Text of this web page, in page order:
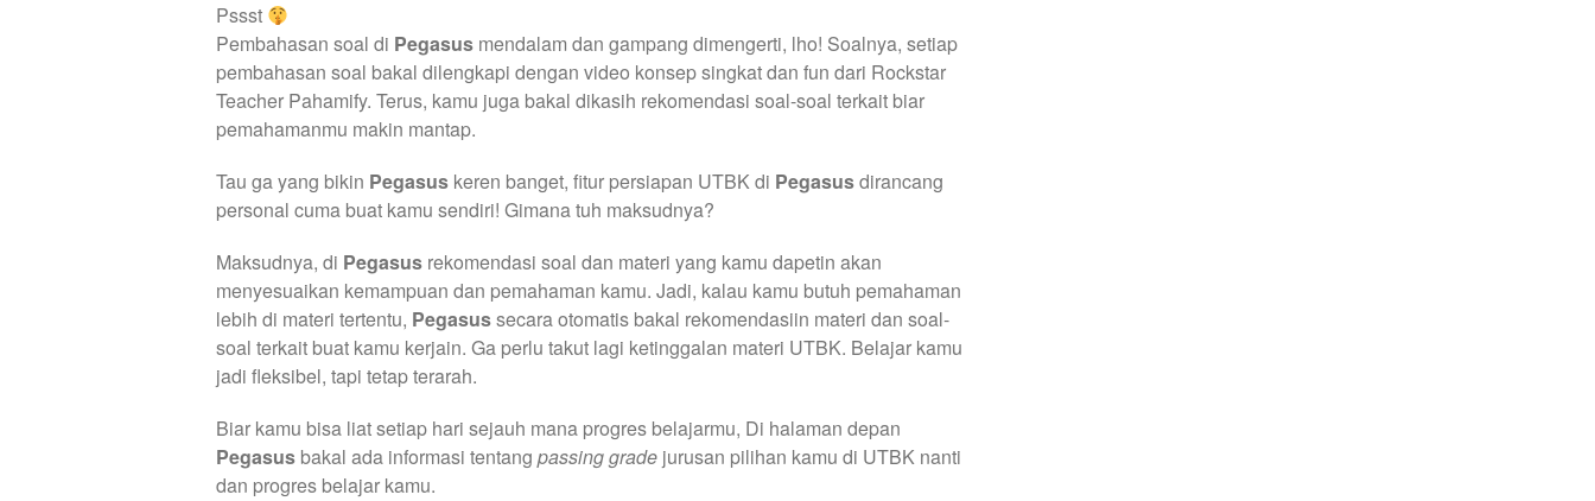
Pssst
Pembahasan soal di Pegasus mendalam dan gampang dimengerti, lho! Soalnya, setiap
pembahasan soal bakal dilengkapi dengan video konsep singkat dan fun dari Rockstar
Teacher Pahamify. Terus, kamu juga bakal dikasih rekomendasi soal-soal terkait biar
pemahamanmu makin mantap.
Tau ga yang bikin Pegasus keren banget, fitur persiapan UTBK di Pegasusdirancang
personal cuma buat kamu sendiri! Gimana tuh maksudnya?
Maksudnya, di Pegasus rekomendasi soal dan materi yang kamu dapetin akan
menyesuaikan kemampuan dan pemahaman kamu. Jadi, kalau kamu butuh pemahaman
lebih di materi tertentu, Pegasussecara otomatis bakal rekomendasiin materi dan soal-
soal terkait buat kamu kerjain. Ga perlu takut lagi ketinggalan materi UTBK. Belajar kamu
jadi fleksibel, tapi tetap terarah.
Biar kamu bisa liat setiap hari sejauh mana progres belajarmu, Di halaman depan
Pegasus bakal ada informasi tentang passing grade jurusan pilihan kamu di UTBK nanti
dan progres belajar kamu.